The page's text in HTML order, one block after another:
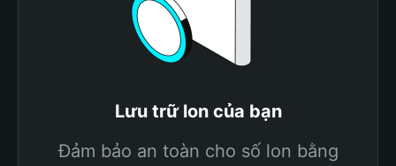
Lưu trữ lon của bạn
Đảm bảo an toàn cho số lon bằng